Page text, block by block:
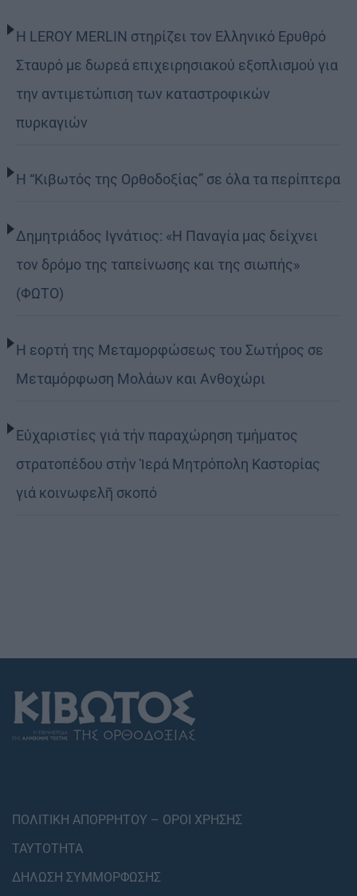
Η LEROY MERLIN στηρίζει τον Ελληνικό Ερυθρό
Σταυρό με δωρεά επιχειρησιακού εξοπλισμού για
την αντιμετώπιση των καταστροφικών
πυρκαγιών
Η “Κιβωτός της Ορθοδοξίας” σε όλα τα περίπτερα
Δημητριάδος Ιγνάτιος: «Η Παναγία μας δείχνει
τον δρόμο της ταπείνωσης και της σιωπής»
(ΦΩΤΟ)
Η εορτή της Μεταμορφώσεως του Σωτήρος σε
Μεταμόρφωση Μολάων και Ανθοχώρι
Εὐχαριστίες γιά τήν παραχώρηση τμήματος
στρατοπέδου στήν Ἱερά Μητρόπολη Καστορίας
γιά κοινωφελῆ σκοπό
ΠΟΛΙΤΙΚΗ ΑΠΟΡΡΗΤΟΥ – ΟΡΟΙ ΧΡΗΣΗΣ
ΤΑΥΤΟΤΗΤΑ
ΔΗΛΩΣΗ ΣΥΜΜΟΡΦΩΣΗΣ